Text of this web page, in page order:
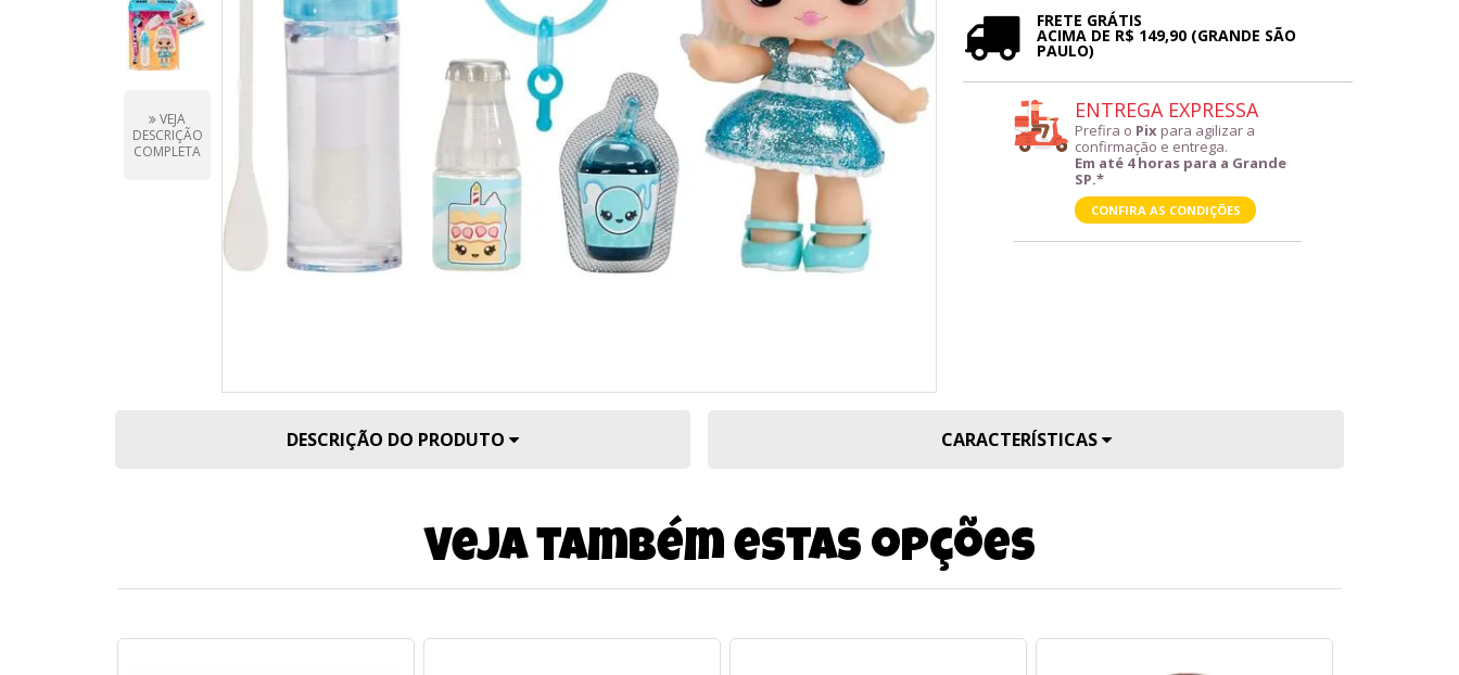
VEJA
DESCRIÇÃO
COMPLETA
FRETE GRÁTIS
ACIMA DE R$ 149,90 (GRANDE SÃO
PAULO)
ENTREGA EXPRESSA
Prefira o Pix para agilizar a
confirmação e entrega.
Em até 4 horas para a Grande
SP.*
CONFIRA AS CONDIÇÕES
DESCRIÇÃO DO PRODUTO CARACTERÍSTICAS
Veja também estas opções